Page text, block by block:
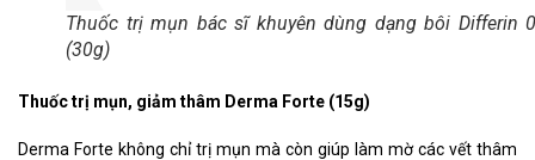
Thuốc trị mụn bác sĩ khuyên dùng dạng bôi Differin
(30g)
Thuốc trị mụn, giảm thâm Derma Forte (15g)
Derma Forte không chỉ trị mụn mà còn giúp làm mờ các vết thâm